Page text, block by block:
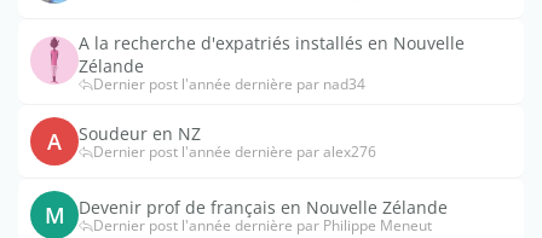
A la recherche d'expatriés installés en Nouvelle
Zélande
Dernier post l'année dernière par nad34
A Soudeur en NZ
Dernier post l'année dernière par alex276
M Devenir prof de français en Nouvelle Zélande
Dernier post l'année dernière par Philippe Meneut